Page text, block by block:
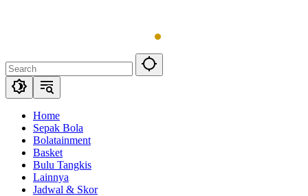
Home
Sepak Bola
Bolatainment
Basket
Bulu Tangkis
Lainnya
Jadwal & Skor